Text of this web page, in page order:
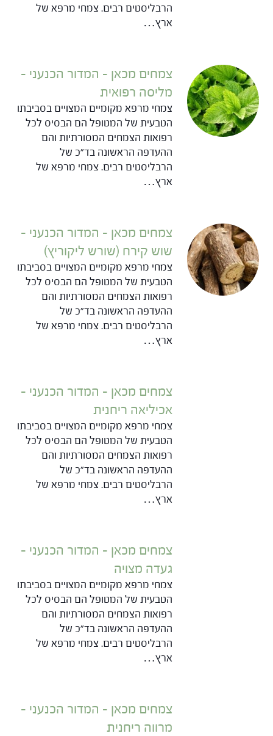
הרבליסטים רבים. צמחי מרפא של
ארץ…
צמחים מכאן – המדור הכנעני –
מליסה רפואית
צמחי מרפא מקומיים המצויים בסביבתו
הטבעית של המטופל הם הבסיס לכל
רפואות הצמחים המסורתיות והם
ההעדפה הראשונה בד"כ של
הרבליסטים רבים. צמחי מרפא של
ארץ…
צמחים מכאן – המדור הכנעני –
שוש קירח (שורש ליקוריץ)
צמחי מרפא מקומיים המצויים בסביבתו
הטבעית של המטופל הם הבסיס לכל
רפואות הצמחים המסורתיות והם
ההעדפה הראשונה בד"כ של
הרבליסטים רבים. צמחי מרפא של
ארץ…
צמחים מכאן – המדור הכנעני –
אכיליאה ריחנית
צמחי מרפא מקומיים המצויים בסביבתו
הטבעית של המטופל הם הבסיס לכל
רפואות הצמחים המסורתיות והם
ההעדפה הראשונה בד"כ של
הרבליסטים רבים. צמחי מרפא של
ארץ…
צמחים מכאן – המדור הכנעני –
געדה מצויה
צמחי מרפא מקומיים המצויים בסביבתו
הטבעית של המטופל הם הבסיס לכל
רפואות הצמחים המסורתיות והם
ההעדפה הראשונה בד"כ של
הרבליסטים רבים. צמחי מרפא של
ארץ…
צמחים מכאן – המדור הכנעני –
מרווה ריחנית